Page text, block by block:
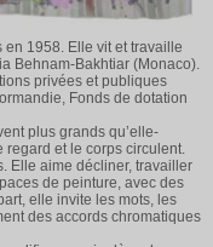
en 1958. Elle vit et travaille
Behnam-Bakhtiar (Monaco).
privées et publiques
Fonds de dotation
plus grands qu’elle-
regard et le corps circulent.
Elle aime décliner, travailler
de peinture, avec des
elle invite les mots, les
des accords chromatiques